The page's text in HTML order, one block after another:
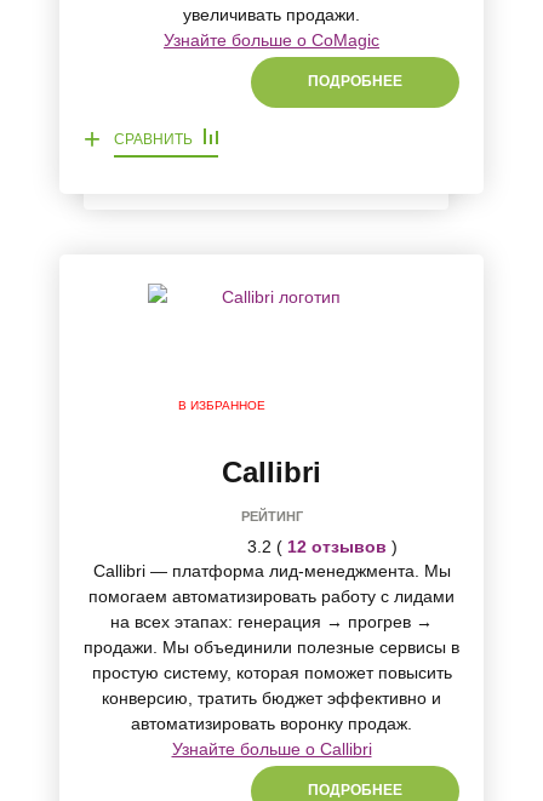
увеличивать продажи.
Узнайте больше о CoMagic
ПОДРОБНЕЕ
+ СРАВНИТЬ
В ИЗБРАННОЕ
Callibri
РЕЙТИНГ
3.2 ( 12 отзывов )
Callibri — платформа лид-менеджмента. Мы
помогаем автоматизировать работу с лидами
на всех этапах: генерация → прогрев →
продажи. Мы объединили полезные сервисы в
простую систему, которая поможет повысить
конверсию, тратить бюджет эффективно и
автоматизировать воронку продаж.
Узнайте больше о Callibri
ПОДРОБНЕЕ